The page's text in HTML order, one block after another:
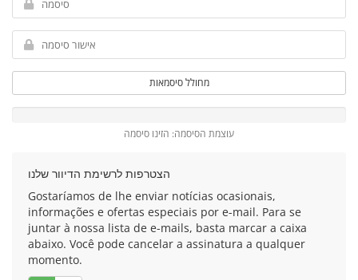
מחולל סיסמאות
עוצמת הסיסמה: הזינו סיסמה
הצטרפות לרשימת הדיוור שלנו
Gostaríamos de lhe enviar notícias ocasionais,
informações e ofertas especiais por e-mail. Para se
juntar à nossa lista de e-mails, basta marcar a caixa
abaixo. Você pode cancelar a assinatura a qualquer
momento.